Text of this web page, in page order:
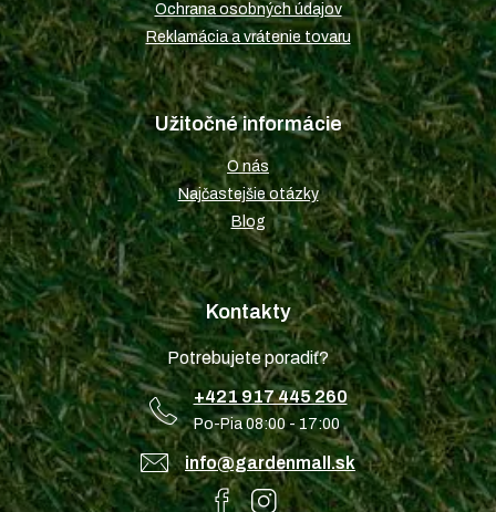
Ochrana osobných údajov
Reklamácia a vrátenie tovaru
Užitočné informácie
O nás
Najčastejšie otázky
Blog
Kontakty
Potrebujete poradiť?
+421 917 445 260
Po-Pia 08:00 - 17:00
info@gardenmall.sk